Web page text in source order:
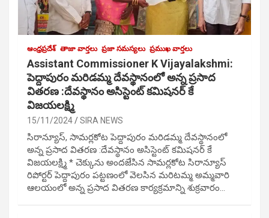
ఆంధ్రప్రదేశ్ తాజా వార్తలు ప్రజా సమస్యలు ప్రముఖ వార్తలు
Assistant Commissioner K Vijayalakshmi:
పెద్దాపురం మరిడమ్మ దేవస్థానంలో అన్న ప్రసాద
వితరణ :దేవస్థానం అసిస్టెంట్ కమిషనర్ కే
విజయలక్ష్మి
15/11/2024 SIRA NEWS
సిరాన్యూస్, సామర్లకోట పెద్దాపురం మరిడమ్మ దేవస్థానంలో
అన్న ప్రసాద వితరణ :దేవస్థానం అసిస్టెంట్ కమిషనర్ కే
విజయలక్ష్మి * చెక్కును అందజేసిన సామర్లకోట సిరాన్యూస్
రిపోర్టర్ పెద్దాపురం పట్టణంలో వెలసిన మరిటమ్మ అమ్మవారి
ఆలయంలో అన్న ప్రసాద వితరణ కార్యక్రమాన్ని శుక్రవారం…